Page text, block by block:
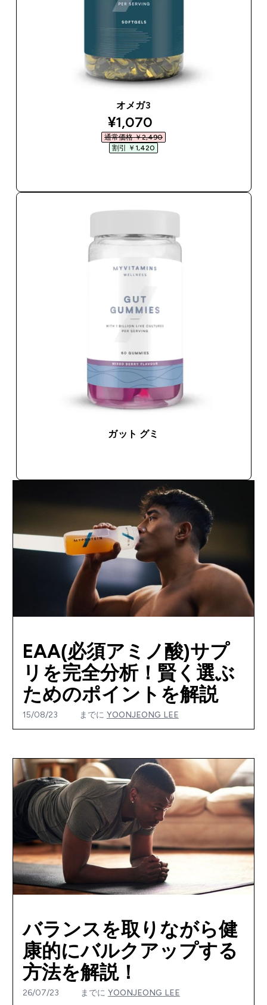
オメガ3
discounted price
¥1,070‎
通常価格 ￥2,490‎
割引 ￥1,420‎
ガット グミ
EAA(必須アミノ酸)サプ
リを完全分析！賢く選ぶ
ためのポイントを解説
15/08/23 までに YOONJEONG LEE
バランスを取りながら健
康的にバルクアップする
方法を解説！
26/07/23 までに YOONJEONG LEE